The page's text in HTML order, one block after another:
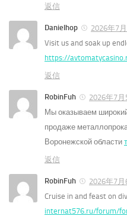
返信
Danielhop
2026年7
Visit us and soak up
https://
返信
RobinFuh
2026年7月
Мы оказываем
продаже
Воронежской области
返信
RobinFuh
2026年7月
Cruise in and feast on
internat576.ru/forum/